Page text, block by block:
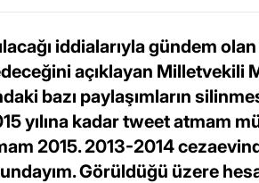
iddialarıyla gündem
açıklayan Milletvekili
bazı paylaşımların
yılına kadar tweet atmam
2015. 2013-2014
Görüldüğü üzere